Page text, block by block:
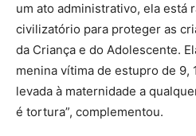
um ato administrativo, ela está
civilizatório para proteger as
da Criança e do Adolescente.
menina vítima de estupro de 9,
levada à maternidade a
é tortura”, complementou.